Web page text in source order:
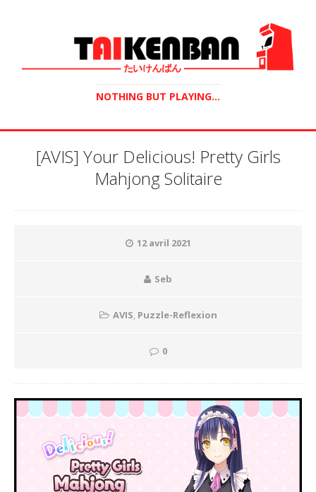
NOTHING BUT PLAYING...
[AVIS] Your Delicious! Pretty Girls
Mahjong Solitaire
12 avril 2021
Seb
AVIS, Puzzle-Reflexion
0